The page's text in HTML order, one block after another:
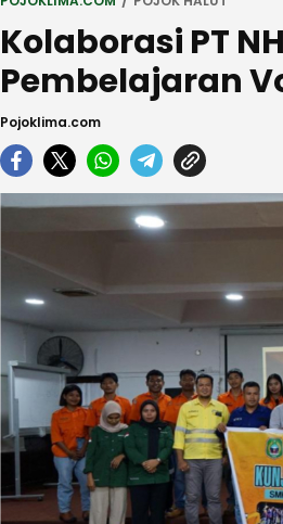
Kolaborasi PT
Pembelajaran
Pojoklima.com